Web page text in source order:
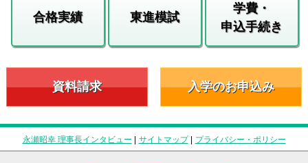
合格実績 東進模試
学費・
申込手続き
資料請求 入学のお申込み
永瀬昭幸 理事長インタビュー | サイトマップ| プライバシー・ポリシー